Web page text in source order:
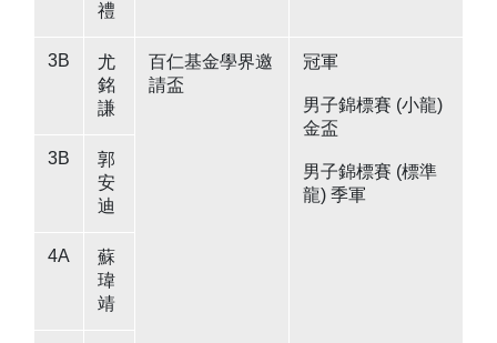
禮
3B
尤
銘
謙
百仁基金學界邀
請盃
冠軍
男子錦標賽 (小龍)
金盃
男子錦標賽 (標準
龍) 季軍
3B
郭
安
迪
4A
蘇
瑋
靖